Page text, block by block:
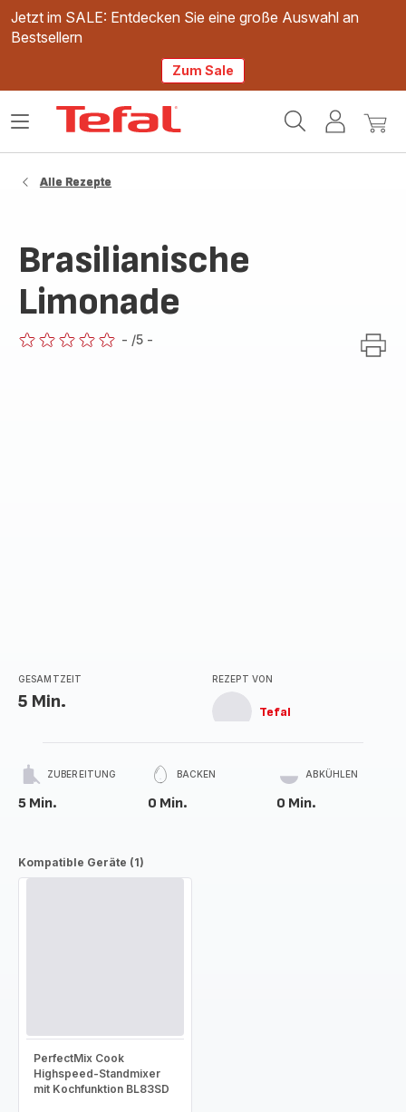
Jetzt im SALE: Entdecken Sie eine große Auswahl an
Bestsellern
Zum Sale
Mein
Mein
Das
Alle Rezepte
Brasilianische
Limonade
- /5 -
GESAMTZEIT
5 Min.
REZEPT VON
Tefal
ZUBEREITUNG
5 Min.
BACKEN
0 Min.
ABKÜHLEN
0 Min.
Kompatible Geräte (1)
PerfectMix Cook
Highspeed-Standmixer
mit Kochfunktion BL83SD